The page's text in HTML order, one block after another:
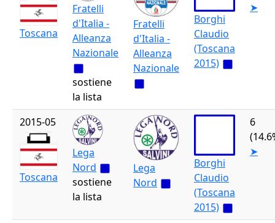
Toscana
Fratelli
d'Italia -
Alleanza
Nazionale
sostiene
la lista
Fratelli
d'Italia -
Alleanza
Nazionale
Borghi
Claudio
(Toscana
2015)
➤
2015-05
Toscana
Lega
Nord
sostiene
la lista
Lega
Nord
Borghi
Claudio
(Toscana
2015)
6
➤